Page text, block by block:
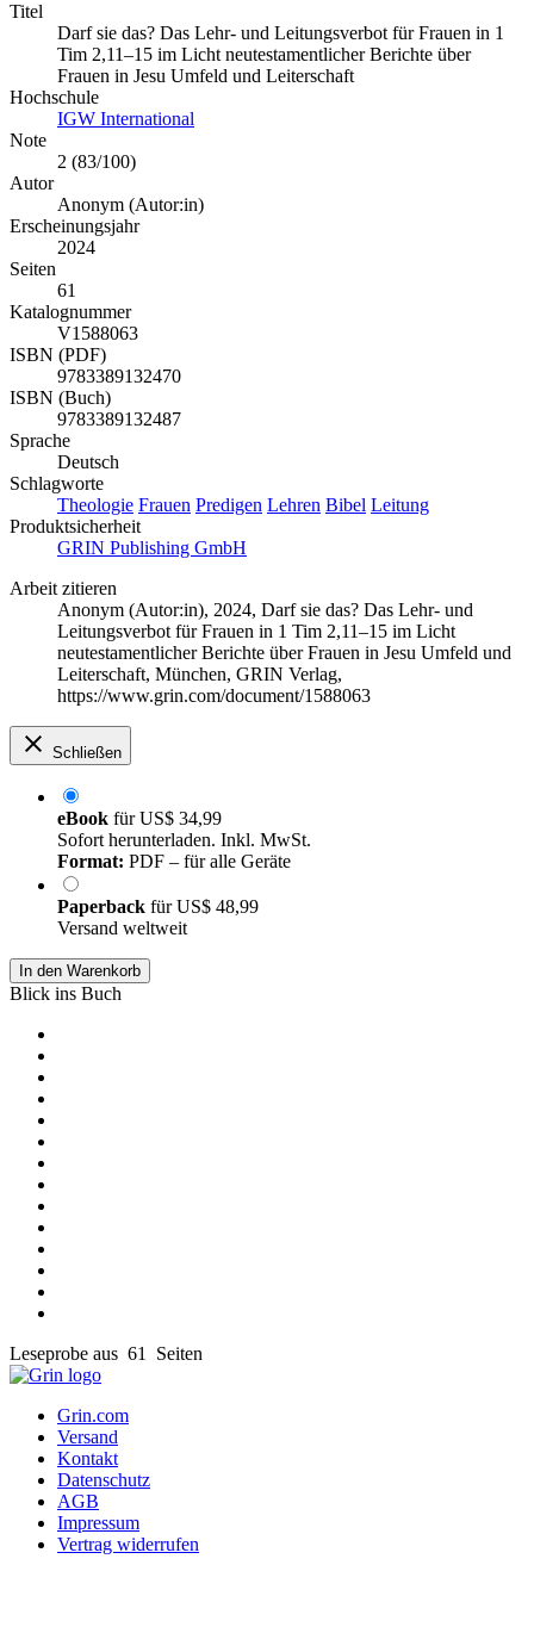
Titel
Darf sie das? Das Lehr- und Leitungsverbot für Frauen in 1
Tim 2,11–15 im Licht neutestamentlicher Berichte über
Frauen in Jesu Umfeld und Leiterschaft
Hochschule
IGW International
Note
2 (83/100)
Autor
Anonym (Autor:in)
Erscheinungsjahr
2024
Seiten
61
Katalognummer
V1588063
ISBN (PDF)
9783389132470
ISBN (Buch)
9783389132487
Sprache
Deutsch
Schlagworte
Theologie Frauen Predigen Lehren Bibel Leitung
Produktsicherheit
GRIN Publishing GmbH
Arbeit zitieren
Anonym (Autor:in), 2024, Darf sie das? Das Lehr- und
Leitungsverbot für Frauen in 1 Tim 2,11–15 im Licht
neutestamentlicher Berichte über Frauen in Jesu Umfeld und
Leiterschaft, München, GRIN Verlag,
https://www.grin.com/document/1588063
Schließen
eBook fürUS$ 34,99
Sofort herunterladen. Inkl. MwSt.
Format: PDF – für alle Geräte
Paperback fürUS$ 48,99
Versand weltweit
In den Warenkorb
Blick ins Buch
Leseprobe aus 61 Seiten
Grin.com
Versand
Kontakt
Datenschutz
AGB
Impressum
Vertrag widerrufen